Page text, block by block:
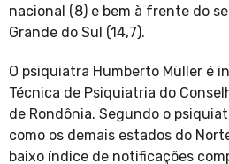
nacional (8) e bem à frente do
Grande do Sul (14,7).
O psiquiatra Humberto Müller é
Técnica de Psiquiatria do
de Rondônia. Segundo o
como os demais estados do
baixo índice de notificações